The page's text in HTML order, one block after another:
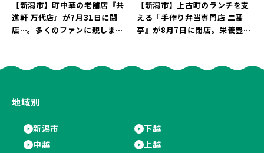
【新潟市】町中華の老舗店『共
進軒 万代店』が7月31日に閉
店…。多くのファンに親しまれ
【新潟市】上古町のランチを支
える『手作り弁当専門店 二番
亭』が8月7日に閉店。栄養豊富
地域別
新潟市
下越
中越
上越